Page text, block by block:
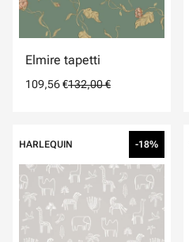
Elmire tapetti
109,56 €132,00 €
HARLEQUIN -18%